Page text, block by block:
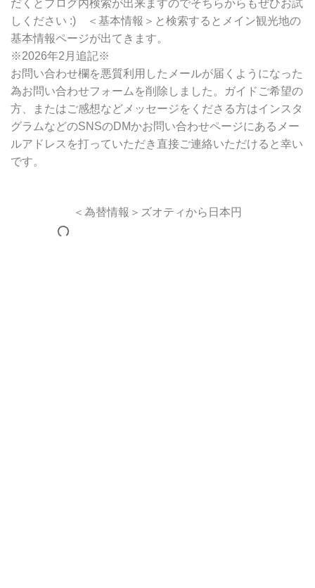
だくとブログ内検索が出来ますのでそちらからもぜひお試
しください :) ＜基本情報＞と検索するとメイン観光地の
基本情報ページが出てきます。
※2026年2月追記※
お問い合わせ欄を悪質利用したメールが届くようになった
為お問い合わせフォームを削除しました。ガイドご希望の
方、またはご感想などメッセージをくださる方はインスタ
グラムなどのSNSのDMかお問い合わせページにあるメー
ルアドレスを打っていただき直接ご連絡いただけると幸い
です。
＜為替情報＞ズオティから日本円